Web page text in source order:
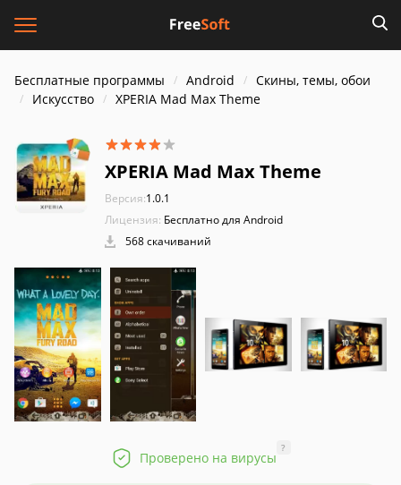
Бесплатные программы Android
Скины, темы, обои
Искусство
XPERIA Mad Max Theme
XPERIA Mad Max Theme
Версия:1.0.1
Лицензия: Бесплатно для Android
568 скачиваний
Проверено на вирусы
?